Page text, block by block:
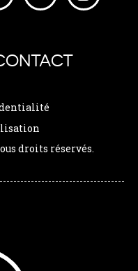
droits réservés.